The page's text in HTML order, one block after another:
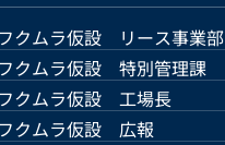
クムラ仮設 リース事業部
クムラ仮設 特別管理課
クムラ仮設 工場長
クムラ仮設 広報